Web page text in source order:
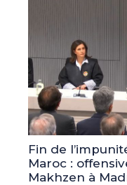
Fin de
Maroc :
Makhzen à